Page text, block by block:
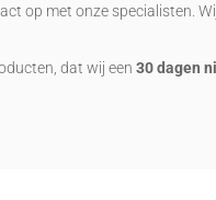
op met onze specialisten.
dat wij een30 dagen